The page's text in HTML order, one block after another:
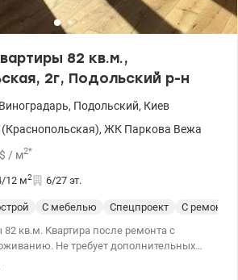
82 кв.м.,
2г, Подольский р-н
Виноградарь, Подольский, Киев
, ЖК Паркова Вежа
$ / м2*
12 м2 6/27 эт.
С мебелью Спецпроект
С
ремонта с
Не требует дополнительных